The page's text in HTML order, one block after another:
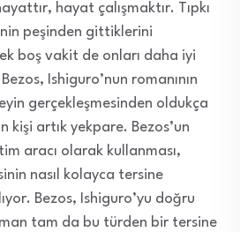
hayat çalışmaktır. Tıpkı
peşinden gittiklerini
boş vakit de onları daha iyi
Ishiguro’nun romanının
gerçekleşmesinden oldukça
kişi artık yekpare. Bezos’un
aracı olarak kullanması,
nasıl kolayca tersine
Bezos, Ishiguro’yu doğru
tam da bu türden bir tersine